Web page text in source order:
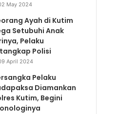
May 2024
Ayah di Kutim
Setubuhi Anak
Pelaku
Polisi
April 2024
Pelaku
Diamankan
Kutim, Begini